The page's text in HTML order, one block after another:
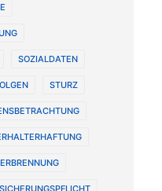
SOZIALDATEN
STURZ